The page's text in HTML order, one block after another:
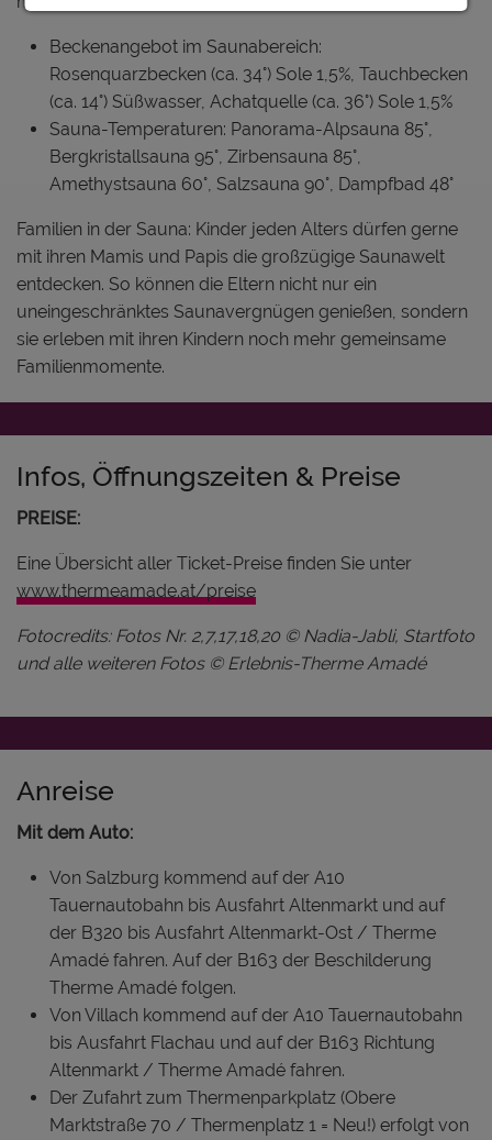
Beckenangebot im Saunabereich:
Rosenquarzbecken (ca. 34°) Sole 1,5%, Tauchbecken
(ca. 14°) Süßwasser, Achatquelle (ca. 36°) Sole 1,5%
Sauna-Temperaturen: Panorama-Alpsauna 85°,
Bergkristallsauna 95°, Zirbensauna 85°,
Amethystsauna 60°, Salzsauna 90°, Dampfbad 48°
Familien in der Sauna: Kinder jeden Alters dürfen gerne
mit ihren Mamis und Papis die großzügige Saunawelt
entdecken. So können die Eltern nicht nur ein
uneingeschränktes Saunavergnügen genießen, sondern
sie erleben mit ihren Kindern noch mehr gemeinsame
Familienmomente.
Infos, Öffnungszeiten & Preise
PREISE:
Eine Übersicht aller Ticket-Preise finden Sie unter
www.thermeamade.at/preise
Fotocredits: Fotos Nr. 2,7,17,18,20 © Nadia-Jabli, Startfoto
und alle weiteren Fotos © Erlebnis-Therme Amadé
Anreise
Mit dem Auto:
Von Salzburg kommend auf der A10
Tauernautobahn bis Ausfahrt Altenmarkt und auf
der B320 bis Ausfahrt Altenmarkt-Ost / Therme
Amadé fahren. Auf der B163 der Beschilderung
Therme Amadé folgen.
Von Villach kommend auf der A10 Tauernautobahn
bis Ausfahrt Flachau und auf der B163 Richtung
Altenmarkt / Therme Amadé fahren.
Der Zufahrt zum Thermenparkplatz (Obere
Marktstraße 70 / Thermenplatz 1 = Neu!) erfolgt von